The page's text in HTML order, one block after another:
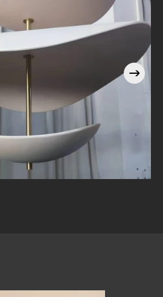
Stacked Petal
Light with Brass
Luxury
Lighting